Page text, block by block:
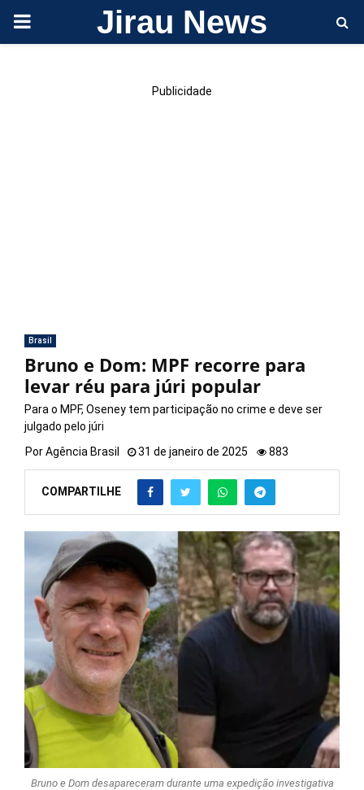
PRIMARY Jirau News
Publicidade
Brasil
Bruno e Dom: MPF recorre para
levar réu para júri popular
Para o MPF, Oseney tem participação no crime e deve ser
julgado pelo júri
PorAgência Brasil 31 de janeiro de 2025 883
COMPARTILHE
Bruno e Dom desapareceram durante uma expedição investigativa